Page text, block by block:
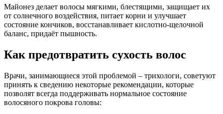
Майонез делает волосы мягкими, блестящими, защищает их
от солнечного воздействия, питает корни и улучшает
состояние кончиков, восстанавливает кислотно-щелочной
баланс, придаёт пышность.
Как предотвратить сухость волос
Врачи, занимающиеся этой проблемой – трихологи, советуют
принять к сведению некоторые рекомендации, которые
позволят всегда поддерживать нормальное состояние
волосяного покрова головы: